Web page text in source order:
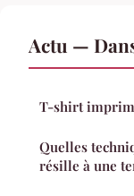
Actu —
T-shirt
Quelles
résille à une